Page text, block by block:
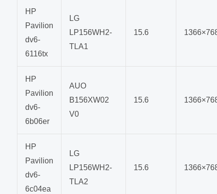
HP
Pavilion
dv6-
6116tx
LG
LP156WH2-
TLA1
15.6
HP
Pavilion
dv6-
6b06er
AUO
B156XW02
V0
15.6
HP
Pavilion
dv6-
6c04ea
LG
LP156WH2-
TLA2
15.6